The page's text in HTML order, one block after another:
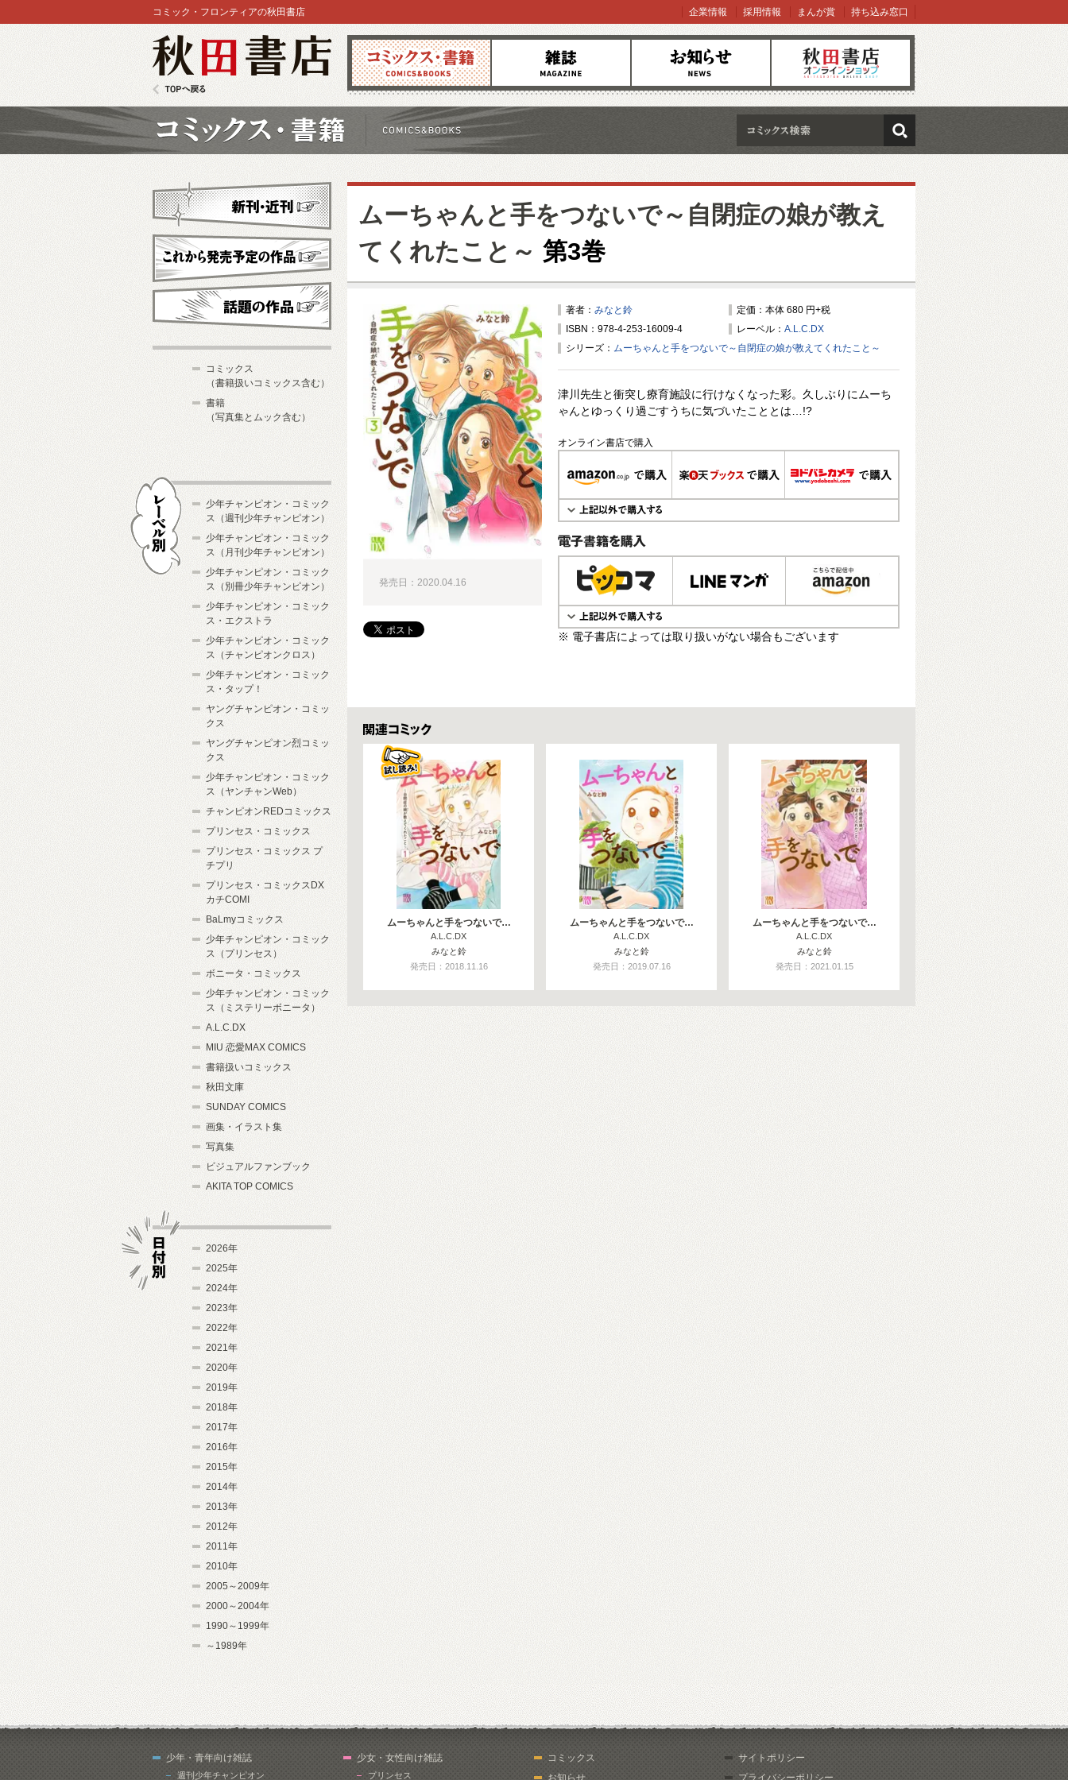
コミックス 雑誌 お知らせ オンラインショップ
コミック・フロンティアの秋田書店 企業情報 採用情報 まんが賞 持ち込み窓口
検索
ムーちゃんと手をつないで～自閉症の娘が教え
てくれたこと～ 第3巻
著者： みなと鈴
定価：本体 680 円+税
ISBN：978-4-253-16009-4
レーベル： A.L.C.DX
シリーズ： ムーちゃんと手をつないで～自閉症の娘が教えてくれたこと～
津川先生と衝突し療育施設に行けなくなった彩。久しぶりにムーち
ゃんとゆっくり過ごすうちに気づいたこととは…!?
オンライン書店で購入
電子書籍で購入
※ 電子書店によっては取り扱いがない場合もございます
発売日：2020.04.16
関連コミックス
ムーちゃんと手をつないで…
A.L.C.DX
みなと鈴
発売日：2018.11.16
ムーちゃんと手をつないで…
A.L.C.DX
みなと鈴
発売日：2019.07.16
ムーちゃんと手をつないで…
A.L.C.DX
みなと鈴
発売日：2021.01.15
新刊・近刊
これから発売予定
コミックス
（書籍扱いコミックス含む）
書籍
（写真集とムック含む）
少年チャンピオン・コミック
ス（週刊少年チャンピオン）
少年チャンピオン・コミック
ス（月刊少年チャンピオン）
少年チャンピオン・コミック
ス（別冊少年チャンピオン）
少年チャンピオン・コミック
ス・エクストラ
少年チャンピオン・コミック
ス（チャンピオンクロス）
少年チャンピオン・コミック
ス・タップ！
ヤングチャンピオン・コミッ
クス
ヤングチャンピオン烈コミッ
クス
少年チャンピオン・コミック
ス（ヤンチャンWeb）
チャンピオンREDコミックス
プリンセス・コミックス
プリンセス・コミックス プ
チプリ
プリンセス・コミックスDX
カチCOMI
BaLmyコミックス
少年チャンピオン・コミック
ス（プリンセス）
ボニータ・コミックス
少年チャンピオン・コミック
ス（ミステリーボニータ）
A.L.C.DX
MIU 恋愛MAX COMICS
書籍扱いコミックス
秋田文庫
SUNDAY COMICS
画集・イラスト集
写真集
ビジュアルファンブック
AKITA TOP COMICS
2026年
2025年
2024年
2023年
2022年
2021年
2020年
2019年
2018年
2017年
2016年
2015年
2014年
2013年
2012年
2011年
2010年
2005～2009年
2000～2004年
1990～1999年
～1989年
少年・青年向け雑誌
週刊少年チャンピオン
少女・女性向け雑誌
プリンセス
コミックス
お知らせ
サイトポリシー
プライバシーポリシー